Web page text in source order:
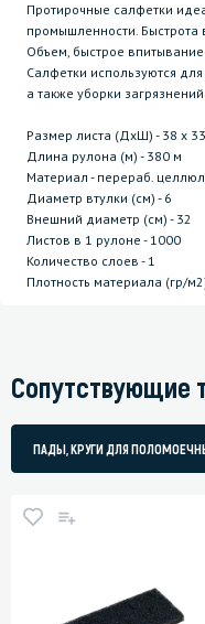
Протирочные салфетки
промышленности. Быстрота
Объем, быстрое
Салфетки используются
а также уборки
Размер листа (ДхШ) - 38 х
Длина рулона (м) - 380 м
Материал - перераб.
Диаметр втулки (см) - 6
Внешний диаметр (см) - 32
Листов в 1 рулоне - 1000
Количество слоев - 1
Плотность материала (гр/
Сопутствующие
ПАДЫ, КРУГИ ДЛЯ